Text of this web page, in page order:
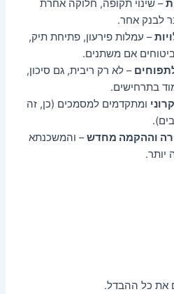
– שינוי תקופה, חלוקה אחרת
לבנק אחר.
– עמלות פירעון, פתיחת תיק,
אם משתנים.
– לא רק ריבית, גם סיכון,
בתרחישים.
ומתקדמים למסמכים (כן, זה
וההקמה מחדש– והמשכנתא
את כל ההבדל.